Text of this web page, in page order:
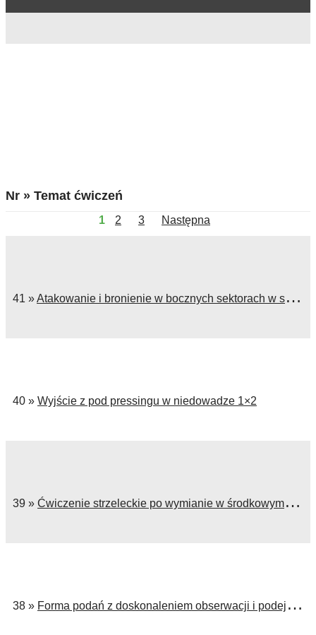
Nr » Temat ćwiczeń
1 2 3 Następna
41 »Atakowanie i bronienie w bocznych sektorach w sytuacji 1×1
40 » Wyjście z pod pressingu w niedowadze 1×2
39 » Ćwiczenie strzeleckie po wymianie w środkowym sektorze: cz.2
38 » Forma podań z doskonaleniem obserwacji i podejmowaniem decyzji